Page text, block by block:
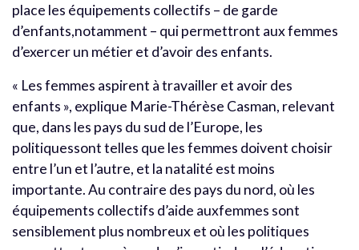
place les équipements collectifs – de garde
d’enfants,notamment – qui permettront aux femmes
d’exercer un métier et d’avoir des enfants.
« Les femmes aspirent à travailler et avoir des
enfants », explique Marie-Thérèse Casman, relevant
que, dans les pays du sud de l’Europe, les
politiquessont telles que les femmes doivent choisir
entre l’un et l’autre, et la natalité est moins
importante. Au contraire des pays du nord, où les
équipements collectifs d’aide auxfemmes sont
sensiblement plus nombreux et où les politiques